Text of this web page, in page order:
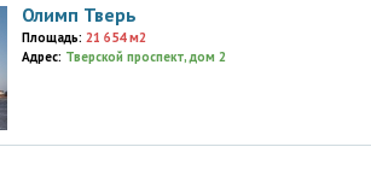
Олимп Тверь
Площадь: 21 654 м2
Адрес: Тверской проспект, дом 2